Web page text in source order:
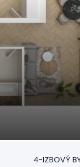
4-IZBOVÝ